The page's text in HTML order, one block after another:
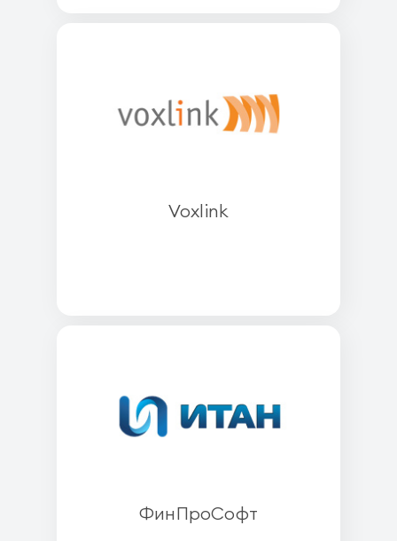
Voxlink
ФинПроСофт